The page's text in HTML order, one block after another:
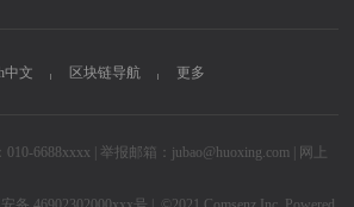
中文 区块链导航 更多
6688xxxx | 举报邮箱：jubao@huoxing.com |
网上